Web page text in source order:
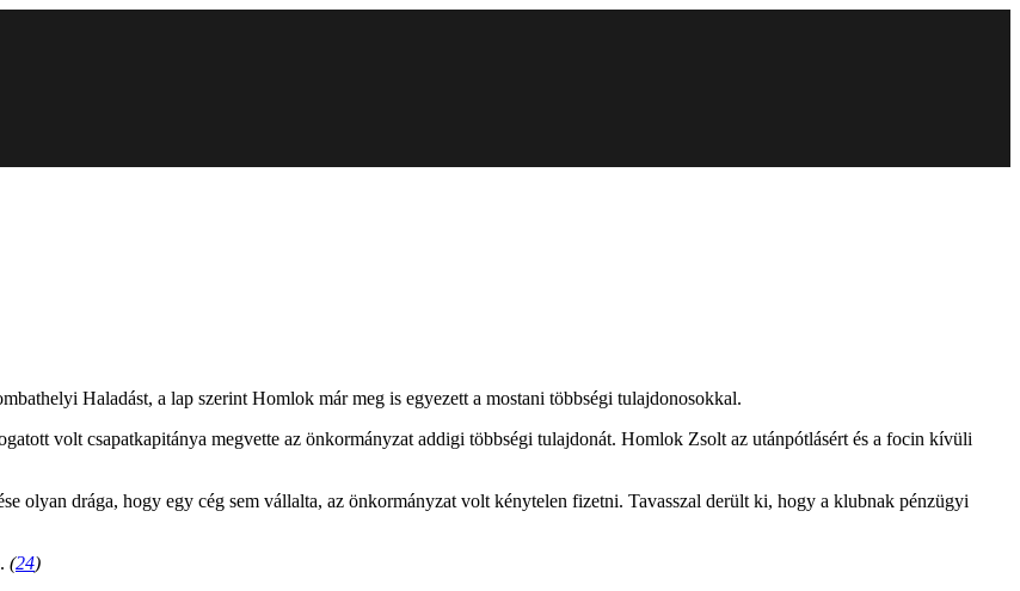
Haladást, a lap szerint Homlok már meg is egyezett a mostani többségi tulajdonosokkal.
volt csapatkapitánya megvette az önkormányzat addigi többségi tulajdonát. Homlok Zsolt az utánpótlásért és a focin kívüli
olyan drága, hogy egy cég sem vállalta, az önkormányzat volt kénytelen fizetni. Tavasszal derült ki, hogy a klubnak pénzügyi
(24)